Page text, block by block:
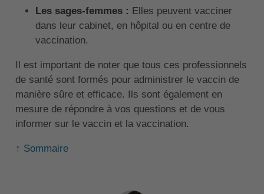
Les sages-femmes : Elles peuvent vacciner
dans leur cabinet, en hôpital ou en centre de
vaccination.
Il est important de noter que tous ces professionnels
de santé sont formés pour administrer le vaccin de
manière sûre et efficace. Ils sont également en
mesure de répondre à vos questions et de vous
informer sur le vaccin et la vaccination.
↑ Sommaire